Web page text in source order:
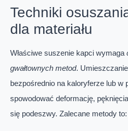
Techniki
dla materiału
Właściwe suszenie kapci wymaga
gwałtownych metod.
bezpośrednio na kaloryferze lub w
spowodować deformację,
się podeszwy. Zalecane metody to: